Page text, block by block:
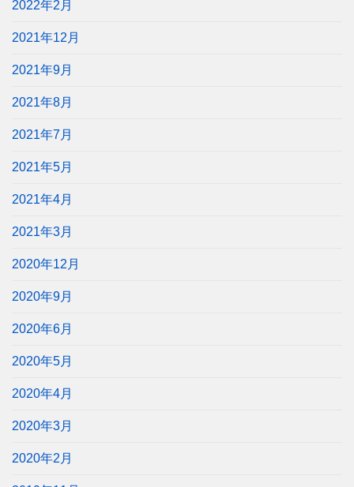
2022年2月
2021年12月
2021年9月
2021年8月
2021年7月
2021年5月
2021年4月
2021年3月
2020年12月
2020年9月
2020年6月
2020年5月
2020年4月
2020年3月
2020年2月